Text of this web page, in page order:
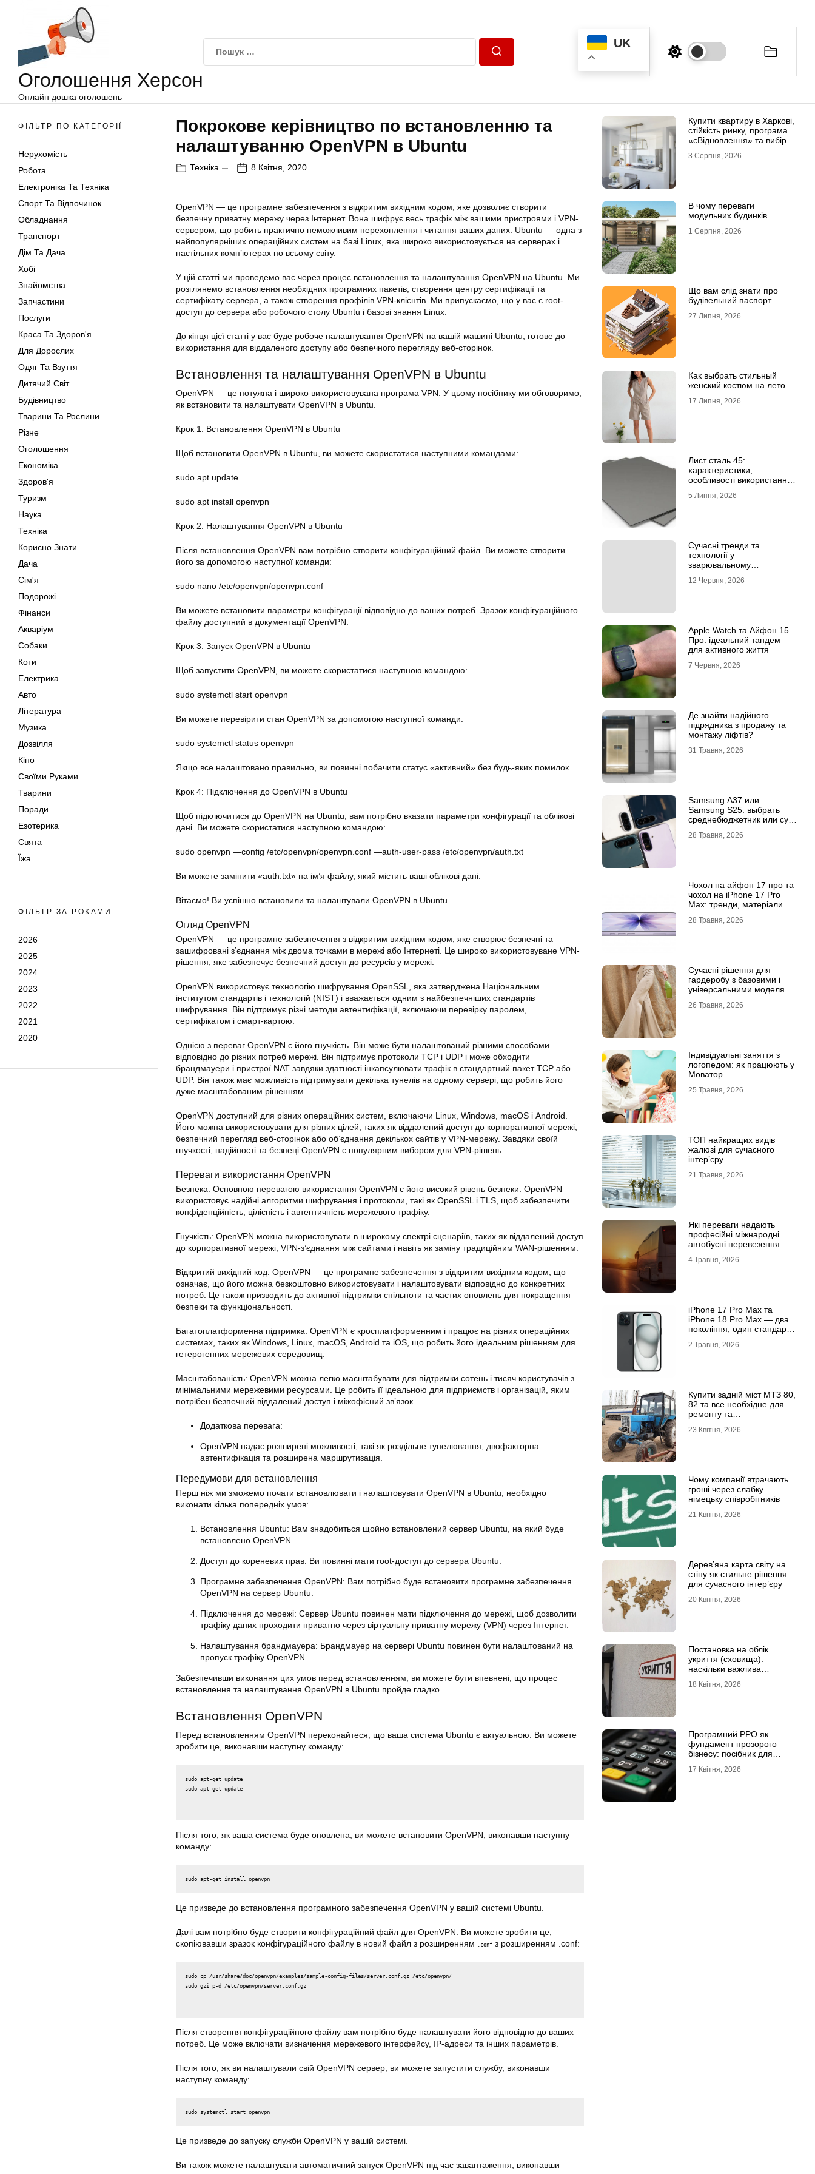
Оголошення Херсон
Онлайн дошка оголошень
UK
ФІЛЬТР ПО КАТЕГОРІЇ
Нерухомість
Робота
Електроніка Та Техніка
Спорт Та Відпочинок
Обладнання
Транспорт
Дім Та Дача
Хобі
Знайомства
Запчастини
Послуги
Краса Та Здоров'я
Для Дорослих
Одяг Та Взуття
Дитячий Світ
Будівництво
Тварини Та Рослини
Різне
Оголошення
Економіка
Здоров'я
Туризм
Наука
Техніка
Корисно Знати
Дача
Сім'я
Подорожі
Фінанси
Акваріум
Собаки
Коти
Електрика
Авто
Література
Музика
Дозвілля
Кіно
Своїми Руками
Тварини
Поради
Езотерика
Свята
Їжа
ФІЛЬТР ЗА РОКАМИ
2026
2025
2024
2023
2022
2021
2020
Покрокове керівництво по встановленню та
налаштуванню OpenVPN в Ubuntu
Техніка 8 Квітня, 2020
OpenVPN — це програмне забезпечення з відкритим вихідним кодом, яке дозволяє створити
безпечну приватну мережу через Інтернет. Вона шифрує весь трафік між вашими пристроями і VPN-
сервером, що робить практично неможливим перехоплення і читання ваших даних. Ubuntu — одна з
найпопулярніших операційних систем на базі Linux, яка широко використовується на серверах і
настільних комп’ютерах по всьому світу.
У цій статті ми проведемо вас через процес встановлення та налаштування OpenVPN на Ubuntu . Ми
розглянемо встановлення необхідних програмних пакетів, створення центру сертифікації та
сертифікату сервера, а також створення профілів VPN-клієнтів. Ми припускаємо, що у вас є root-
доступ до сервера або робочого столу Ubuntu і базові знання Linux.
До кінця цієї статті у вас буде робоче налаштування OpenVPN на вашій машині Ubuntu , готове до
використання для віддаленого доступу або безпечного перегляду веб-сторінок.
Встановлення та налаштування OpenVPN в Ubuntu
OpenVPN — це потужна і широко використовувана програма VPN. У цьому посібнику ми обговоримо,
як встановити та налаштувати OpenVPN в Ubuntu.
Крок 1: Встановлення OpenVPN в Ubuntu
Щоб встановити OpenVPN в Ubuntu , ви можете скористатися наступними командами:
sudo apt update
sudo apt install openvpn
Крок 2: Налаштування OpenVPN в Ubuntu
Після встановлення OpenVPN вам потрібно створити конфігураційний файл. Ви можете створити
його за допомогою наступної команди:
sudo nano /etc/openvpn/openvpn.conf
Ви можете встановити параметри конфігурації відповідно до ваших потреб. Зразок конфігураційного
файлу доступний в документації OpenVPN
Крок 3: Запуск OpenVPN в Ubuntu
Щоб запустити OpenVPN, ви можете скористатися наступною командою:
sudo systemctl start openvpn
Ви можете перевірити стан OpenVPN за допомогою наступної команди:
sudo systemctl status openvpn
Якщо все налаштовано правильно, ви повинні побачити статус «активний» без будь-яких помилок.
Крок 4: Підключення до OpenVPN в Ubuntu
Щоб підключитися до OpenVPN на Ubuntu , вам потрібно вказати параметри конфігурації та облікові
дані. Ви можете скористатися наступною командою:
sudo openvpn —config /etc/openvpn/openvpn.conf —auth-user-pass /etc/openvpn/auth.txt
Ви можете замінити «auth.txt» на ім’я файлу, який містить ваші облікові дані.
Вітаємо! Ви успішно встановили та налаштували OpenVPN в Ubuntu
Огляд OpenVPN
OpenVPN — це програмне забезпечення з відкритим вихідним кодом, яке створює безпечні та
зашифровані з’єднання між двома точками в мережі або Інтернеті. Це широко використовуване VPN-
рішення, яке забезпечує безпечний доступ до ресурсів у мережі.
OpenVPN використовує технологію шифрування OpenSSL, яка затверджена Національним
інститутом стандартів і технологій (NIST) і вважається одним з найбезпечніших стандартів
шифрування. Він підтримує різні методи автентифікації, включаючи перевірку паролем,
сертифікатом і смарт-картою.
Однією з переваг OpenVPN є його гнучкість. Він може бути налаштований різними способами
відповідно до різних потреб мережі. Він підтримує протоколи TCP і UDP і може обходити
брандмауери і пристрої NAT завдяки здатності інкапсулювати трафік в стандартний пакет TCP або
UDP. Він також має можливість підтримувати декілька тунелів на одному сервері, що робить його
дуже масштабованим рішенням.
OpenVPN доступний для різних операційних систем, включаючи Linux, Windows, macOS і Android.
Його можна використовувати для різних цілей, таких як віддалений доступ до корпоративної мережі,
безпечний перегляд веб-сторінок або об’єднання декількох сайтів у VPN-мережу. Завдяки своїй
гнучкості, надійності та безпеці OpenVPN є популярним вибором для VPN-рішень.
Переваги використання OpenVPN
Безпека: Основною перевагою використання OpenVPN є його високий рівень безпеки. OpenVPN
використовує надійні алгоритми шифрування і протоколи, такі як OpenSSL і TLS, щоб забезпечити
конфіденційність, цілісність і автентичність мережевого трафіку.
Гнучкість: OpenVPN можна використовувати в широкому спектрі сценаріїв, таких як віддалений доступ
до корпоративної мережі, VPN-з’єднання між сайтами і навіть як заміну традиційним WAN-рішенням.
Відкритий вихідний код: OpenVPN — це програмне забезпечення з відкритим вихідним кодом, що
означає, що його можна безкоштовно використовувати і налаштовувати відповідно до конкретних
потреб. Це також призводить до активної підтримки спільноти та частих оновлень для покращення
безпеки та функціональності.
Багатоплатформенна підтримка: OpenVPN є кросплатформенним і працює на різних операційних
системах, таких як Windows, Linux, macOS, Android та iOS, що робить його ідеальним рішенням для
гетерогенних мережевих середовищ.
Масштабованість: OpenVPN можна легко масштабувати для підтримки сотень і тисяч користувачів з
мінімальними мережевими ресурсами. Це робить її ідеальною для підприємств і організацій, яким
потрібен безпечний віддалений доступ і міжофісний зв’язок.
Додаткова перевага:
OpenVPN надає розширені можливості, такі як роздільне тунелювання, двофакторна
автентифікація та розширена маршрутизація.
Передумови для встановлення
Перш ніж ми зможемо почати встановлювати і налаштовувати OpenVPN в Ubuntu , необхідно
виконати кілька попередніх умов:
Встановлення Ubuntu: Вам знадобиться щойно встановлений сервер Ubuntu , на який буде
встановлено OpenVPN
Доступ до кореневих прав: Ви повинні мати root-доступ до сервера Ubuntu
Програмне забезпечення OpenVPN: Вам потрібно буде встановити програмне забезпечення
OpenVPN на сервер Ubuntu
Підключення до мережі: Сервер Ubuntu повинен мати підключення до мережі, щоб дозволити
трафіку даних проходити приватно через віртуальну приватну мережу (VPN) через Інтернет.
Налаштування брандмауера: Брандмауер на сервері Ubuntu повинен бути налаштований на
пропуск трафіку OpenVPN.
Забезпечивши виконання цих умов перед встановленням, ви можете бути впевнені, що процес
встановлення та налаштування OpenVPN в Ubuntu пройде гладко.
Встановлення OpenVPN
Перед встановленням OpenVPN переконайтеся, що ваша система Ubuntu є актуальною. Ви можете
зробити це, виконавши наступну команду:
sudo apt-get update
Після того, як ваша система буде оновлена, ви можете встановити OpenVPN , виконавши наступну
команду:
Це призведе до встановлення програмного забезпечення OpenVPN у вашій системі Ubuntu
Далі вам потрібно буде створити конфігураційний файл для OpenVPN . Ви можете зробити це,
скопіювавши зразок конфігураційного файлу в новий файл з розширенням
.conf з розширенням .conf:
sudo gzi p-d /etc/openvpn/server.conf.gz
Після створення конфігураційного файлу вам потрібно буде налаштувати його відповідно до ваших
потреб. Це може включати визначення мережевого інтерфейсу, IP-адреси та інших параметрів.
Після того, як ви налаштували свій OpenVPN сервер, ви можете запустити службу, виконавши
наступну команду:
Це призведе до запуску служби OpenVPN у вашій системі.
Ви також можете налаштувати автоматичний запуск OpenVPN під час завантаження, виконавши
Купити квартиру в Харкові,
стійкість ринку, програма
«єВідновлення» та вибір
3 Серпня, 2026
В чому переваги
модульних будинків
1 Серпня, 2026
Що вам слід знати про
будівельний паспорт
27 Липня, 2026
Как выбрать стильный
женский костюм на лето
17 Липня, 2026
Лист сталь 45:
характеристики,
особливості використання
5 Липня, 2026
Сучасні тренди та
технології у
зварювальному
магазин Аргон
12 Червня, 2026
Apple Watch та Айфон 15
Про: ідеальний тандем
для активного життя
7 Червня, 2026
Де знайти надійного
підрядника з продажу та
монтажу ліфтів?
31 Травня, 2026
Samsung A37 или
Samsung S25: выбрать
среднебюджетник или суб-
28 Травня, 2026
Чохол на айфон 17 про та
чохол на iPhone 17 Pro
Max: тренди, матеріали та
28 Травня, 2026
Сучасні рішення для
гардеробу з базовими і
універсальними моделями
26 Травня, 2026
Індивідуальні заняття з
логопедом: як працюють у
Моватор
25 Травня, 2026
ТОП найкращих видів
жалюзі для сучасного
інтер’єру
21 Травня, 2026
Які переваги надають
професійні міжнародні
автобусні перевезення
4 Травня, 2026
iРhone 17 Рro Мax та
iРhone 18 Рro Мax — два
покоління, один стандарт
2 Травня, 2026
Купити задній міст МТЗ 80,
82 та все необхідне для
ремонту та
23 Квітня, 2026
Чому компанії втрачають
гроші через слабку
німецьку співробітників
21 Квітня, 2026
Дерев’яна карта світу на
стіну як стильне рішення
для сучасного інтер’єру
20 Квітня, 2026
Постановка на облік
укриття (сховища):
наскільки важлива
18 Квітня, 2026
Програмний РРО як
фундамент прозорого
бізнесу: посібник для
17 Квітня, 2026